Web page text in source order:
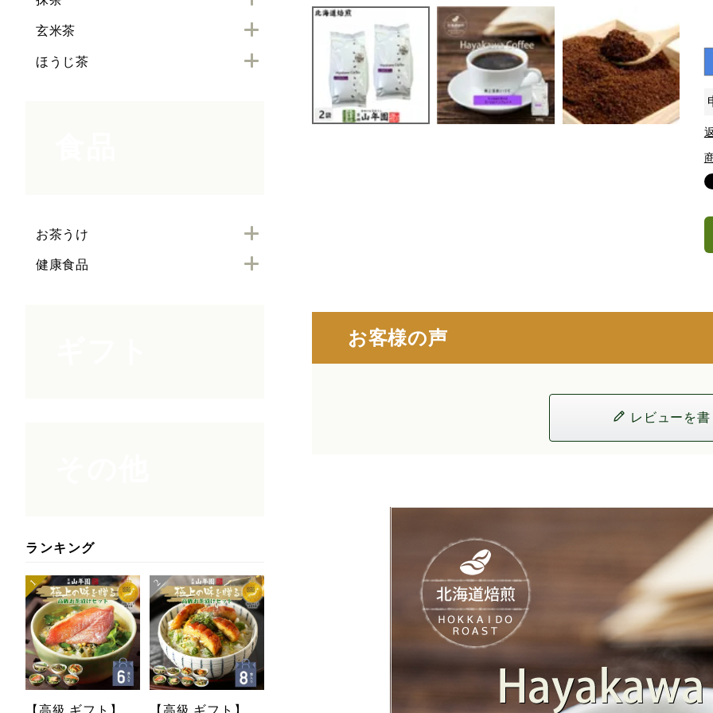
玄米茶
ほうじ茶
お茶うけ
健康食品
ランキング
【高級 ギフト】 【高級 ギフト】
お客様の声
レビューを